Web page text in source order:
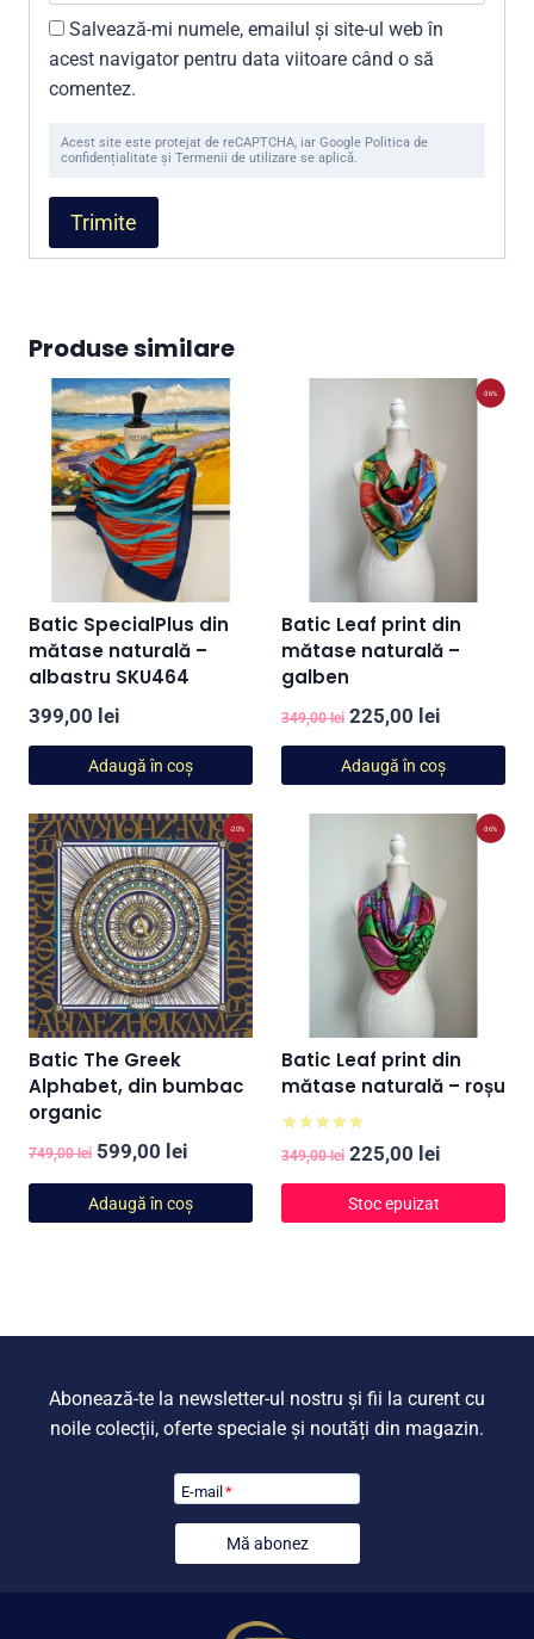
Salvează-mi numele, emailul și site-ul web în
acest navigator pentru data viitoare când o să
comentez.
Acest site este protejat de reCAPTCHA, iar Google Politica de
confidențialitate și Termenii de utilizare se aplică.
Produse similare
Batic SpecialPlus din
mătase naturală –
albastru SKU464
399,00 lei
Adaugă în coș
-36%
Batic Leaf print din
mătase naturală –
galben
349,00lei Prețul
inițial
a
fost:
349,00 lei.
225,00 lei
curent
este:
225,00
Adaugă în coș
-20%
Batic The Greek
Alphabet, din bumbac
organic
749,00lei Prețul
inițial
a
599,00 lei
curent
este:
Adaugă în coș
-36%
Batic Leaf print din
mătase naturală – roșu
Evaluat la
5.00
349,00lei Prețul
inițial
a
225,00 lei
curent
Stoc epuizat
Abonează-te la newsletter-ul nostru și fii la curent cu
noile colecții, oferte speciale și noutăți din magazin.
E-mail *
Mă abonez